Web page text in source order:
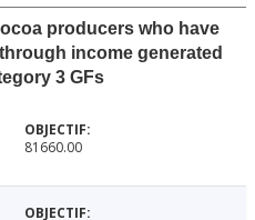
producers who have
income generated
3 GFs
81660.00